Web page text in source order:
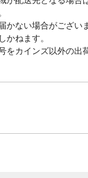
ない場合がござい
かねます。
をカインズ以外の